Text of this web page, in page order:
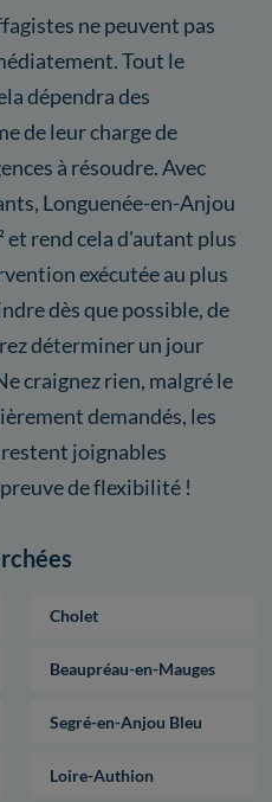
ne peuvent pas
Tout le
dépendra des
de leur charge de
à résoudre. Avec
Longuenée-en-Anjou
et rend cela d'autant plus
exécutée au plus
dès que possible, de
déterminer un jour
craignez rien, malgré le
demandés, les
joignables
de flexibilité !
Cholet
Beaupréau-en-Mauges
Segré-en-Anjou Bleu
Loire-Authion